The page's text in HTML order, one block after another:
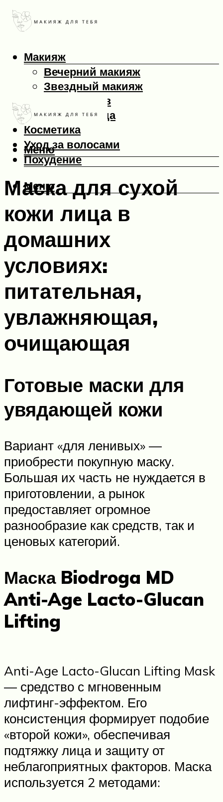
Макияж
Вечерний макияж
Звездный макияж
Макияж глаз
Макияж лица
Косметика
Уход за волосами
Похудение
Меню
Меню
Маска для сухой
кожи лица в
домашних
условиях:
питательная,
увлажняющая,
очищающая
Готовые маски для
увядающей кожи
Вариант «для ленивых» —
приобрести покупную маску.
Большая их часть не нуждается в
приготовлении, а рынок
предоставляет огромное
разнообразие как средств, так и
ценовых категорий.
Маска Biodroga MD
Anti-Age Lacto-Glucan
Lifting
Anti-Age Lacto-Glucan Lifting Mask
— средство с мгновенным
лифтинг-эффектом. Его
консистенция формирует подобие
«второй кожи», обеспечивая
подтяжку лица и защиту от
неблагоприятных факторов. Маска
используется 2 методами: